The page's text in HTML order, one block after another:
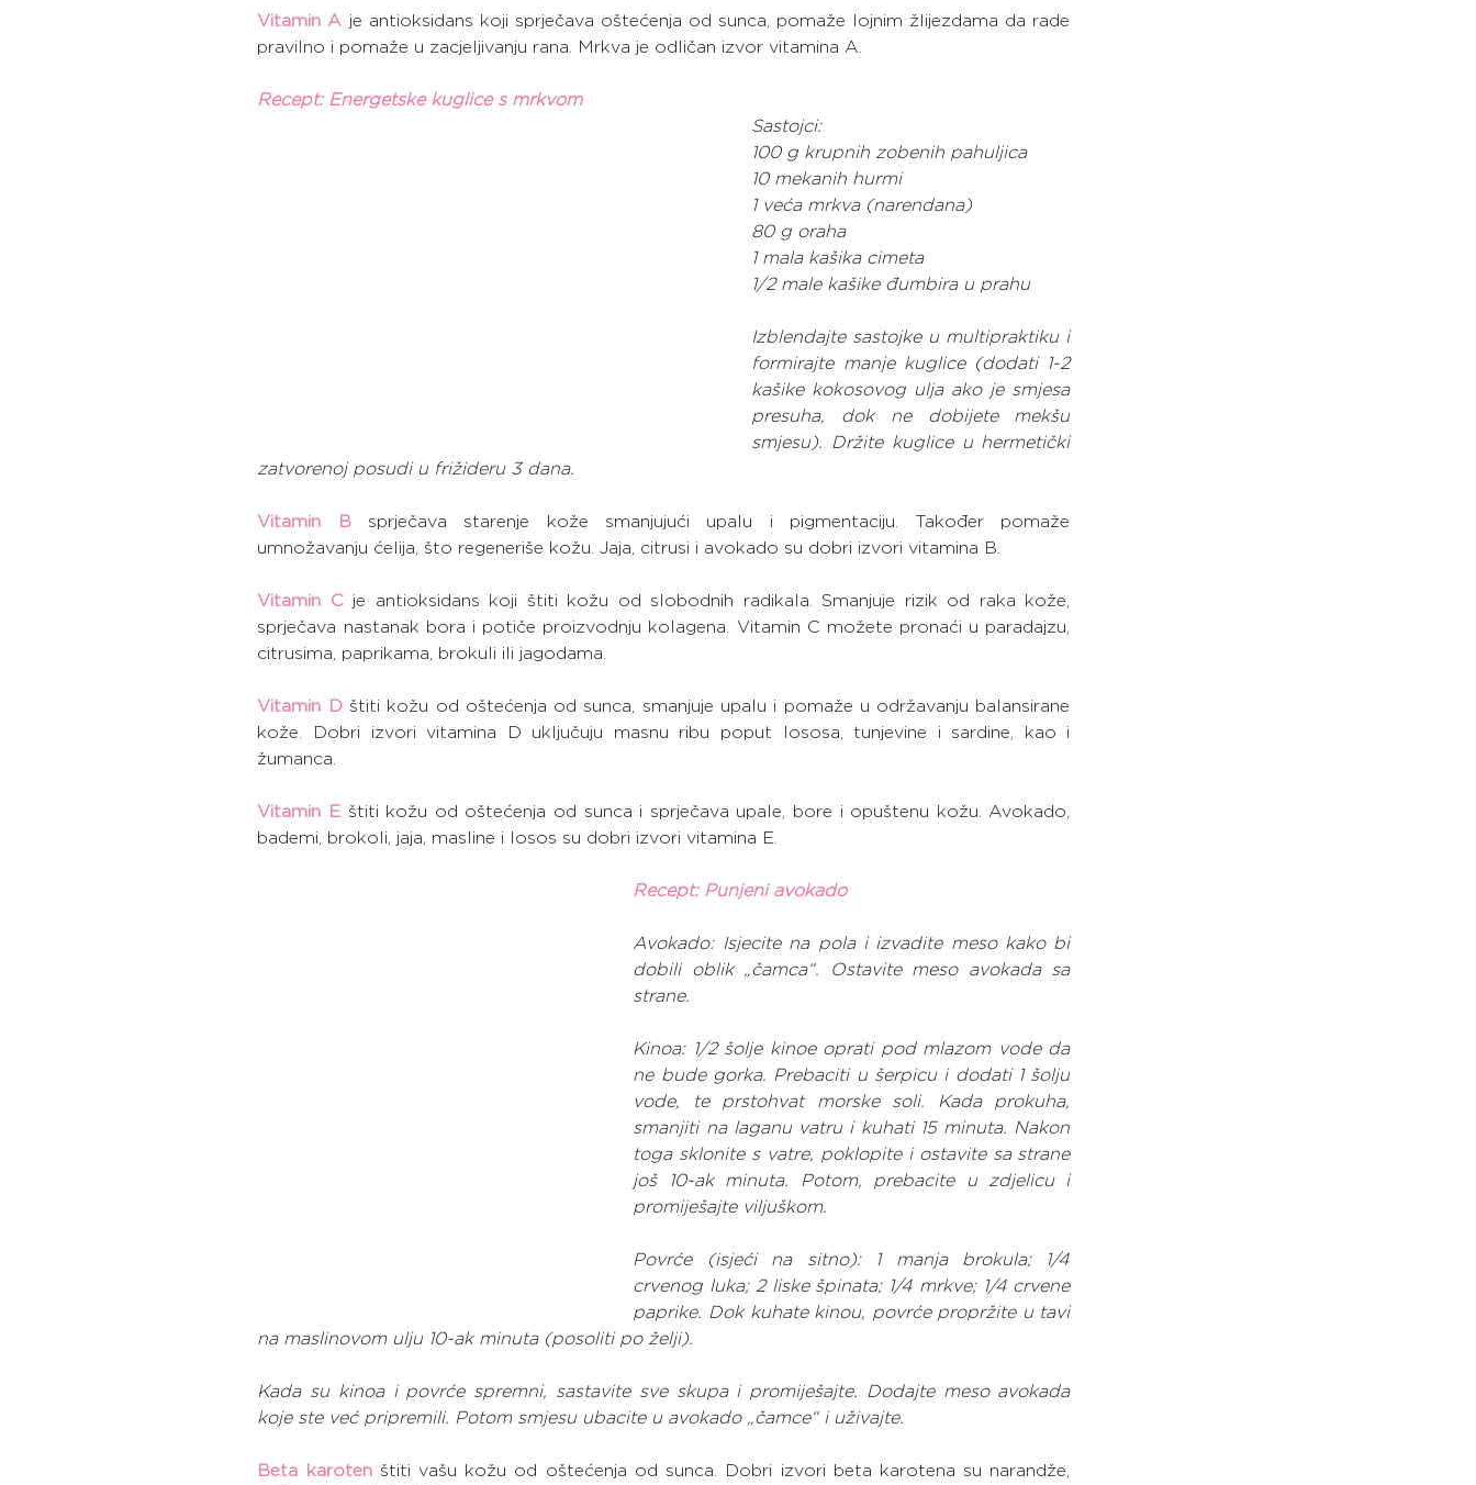
Vitamin A je antioksidans koji sprječava oštećenja od sunca, pomaže lojnim žlijezdama da rade
pravilno i pomaže u zacjeljivanju rana. Mrkva je odličan izvor vitamina A.
Recept: Energetske kuglice s mrkvom
Sastojci:
100 g krupnih zobenih pahuljica
10 mekanih hurmi
1 veća mrkva (narendana)
80 g oraha
1 mala kašika cimeta
1/2 male kašike đumbira u prahu
Izblendajte sastojke u multipraktiku i
formirajte manje kuglice (dodati 1-2
kašike kokosovog ulja ako je smjesa
presuha, dok ne dobijete mekšu
smjesu). Držite kuglice u hermetički
zatvorenoj posudi u frižideru 3 dana.
Vitamin B sprječava starenje kože smanjujući upalu i pigmentaciju. Također pomaže
umnožavanju ćelija, što regeneriše kožu. Jaja, citrusi i avokado su dobri izvori vitamina B.
Vitamin C je antioksidans koji štiti kožu od slobodnih radikala. Smanjuje rizik od raka kože,
sprječava nastanak bora i potiče proizvodnju kolagena. Vitamin C možete pronaći u paradajzu,
citrusima, paprikama, brokuli ili jagodama.
Vitamin D štiti kožu od oštećenja od sunca, smanjuje upalu i pomaže u održavanju balansirane
kože. Dobri izvori vitamina D uključuju masnu ribu poput lososa, tunjevine i sardine, kao i
žumanca.
Vitamin E štiti kožu od oštećenja od sunca i sprječava upale, bore i opuštenu kožu. Avokado,
bademi, brokoli, jaja, masline i losos su dobri izvori vitamina E.
Recept: Punjeni avokado
Avokado: Isjecite na pola i izvadite meso kako bi
dobili oblik „čamca“. Ostavite meso avokada sa
strane.
Kinoa: 1/2 šolje kinoe oprati pod mlazom vode da
ne bude gorka. Prebaciti u šerpicu i dodati 1 šolju
vode, te prstohvat morske soli. Kada prokuha,
smanjiti na laganu vatru i kuhati 15 minuta. Nakon
toga sklonite s vatre, poklopite i ostavite sa strane
još 10-ak minuta. Potom, prebacite u zdjelicu i
promiješajte viljuškom.
Povrće (isjeći na sitno): 1 manja brokula; 1/4
crvenog luka; 2 liske špinata; 1/4 mrkve; 1/4 crvene
paprike. Dok kuhate kinou, povrće propržite u tavi
na maslinovom ulju 10-ak minuta (posoliti po želji).
Kada su kinoa i povrće spremni, sastavite sve skupa i promiješajte. Dodajte meso avokada
koje ste već pripremili. Potom smjesu ubacite u avokado „čamce“ i uživajte.
Beta karoten štiti vašu kožu od oštećenja od sunca. Dobri izvori beta karotena su narandže,